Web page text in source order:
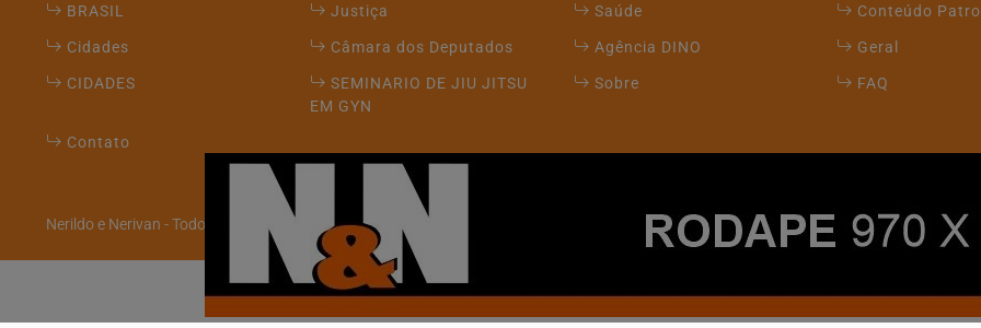
BRASIL
Justiça Saúde
Conteúdo
Cidades
Câmara dos Deputados Agência DINO
Geral
CIDADES
SEMINARIO DE JIU JITSU
EM GYN
Sobre FAQ
Contato
Nerildo e Nerivan - Todos os direitos reservados
Termos de Uso e Privacidade
Esse site utiliza cookies para melhorar sua experiência de navegação. Ao continuar o acesso,
com nossos Termos de Uso e Privacidade.
PARA MAIS INFORMAÇÕES,ACESSE NOSSOS TERMOS CLICANDO AQUI